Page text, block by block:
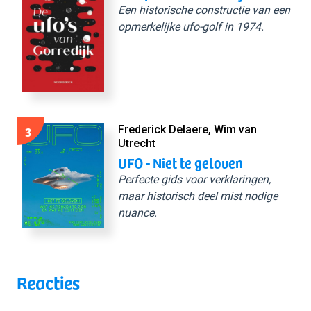
Een historische constructie van een
opmerkelijke ufo-golf in 1974.
3
Frederick Delaere, Wim van
Utrecht
UFO - Niet te geloven
Perfecte gids voor verklaringen,
maar historisch deel mist nodige
nuance.
Reacties